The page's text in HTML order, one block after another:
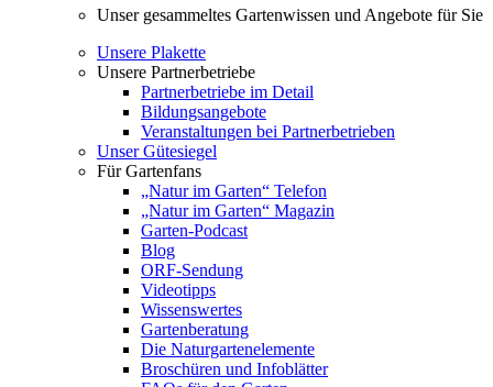
Unser gesammeltes Gartenwissen und Angebote für Sie
Unsere Plakette
Unsere Partnerbetriebe
Partnerbetriebe im Detail
Bildungsangebote
Veranstaltungen bei Partnerbetrieben
Unser Gütesiegel
Für Gartenfans
„Natur im Garten“ Telefon
„Natur im Garten“ Magazin
Garten-Podcast
Blog
ORF-Sendung
Videotipps
Wissenswertes
Gartenberatung
Die Naturgartenelemente
Broschüren und Infoblätter